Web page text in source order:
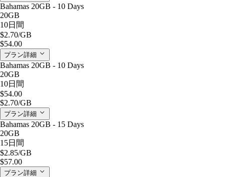
Bahamas 20GB - 10 Days
20GB
10日間
$2.70/GB
$54.00
プラン詳細
Bahamas 20GB - 10 Days
20GB
10日間
$54.00
$2.70/GB
プラン詳細
Bahamas 20GB - 15 Days
20GB
15日間
$2.85/GB
$57.00
プラン詳細